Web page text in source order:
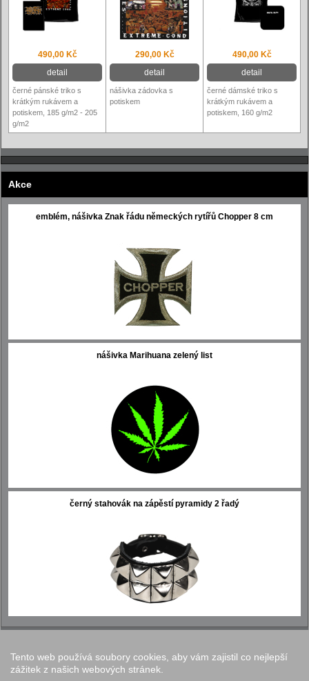
490,00 Kč
detail
290,00 Kč
detail
490,00 Kč
detail
černé pánské triko s
krátkým rukávem a
potiskem, 185 g/m2 - 205
g/m2
nášivka zádovka s
potiskem
černé dámské triko s
krátkým rukávem a
potiskem, 160 g/m2
Akce
emblém, nášivka Znak řádu německých rytířů Chopper 8 cm
nášivka Marihuana zelený list
černý stahovák na zápěstí pyramidy 2 řadý
Nastavení cookies
Tento web používá soubory cookies, aby vám zajistil co nejlepší
zážitek z našich webových stránek.